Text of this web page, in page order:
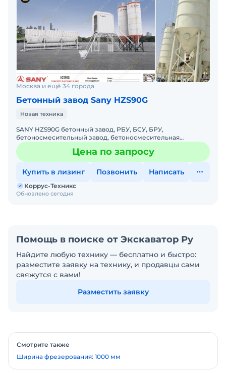
Москва и ещё 34 города
Бетонный завод Sany HZS90G
Новая техника
SANY HZS90G бетонный завод, РБУ, БСУ, БРУ,
бетоносмесительный завод, бетоносмесительная
установкаЦена по запросуТип: цикличныйСпособ
перемещения: транспортабель
Цена по запросу
Купить в лизинг Позвонить Написать
Обновлено сегодня
Коррус-Техникс
Помощь в поиске от Экскаватор Ру
Найдите любую технику — бесплатно и быстро:
разместите заявку на технику, и продавцы сами
свяжутся с вами!
Разместить заявку
Смотрите также
Ширина фрезерования: 1000 мм